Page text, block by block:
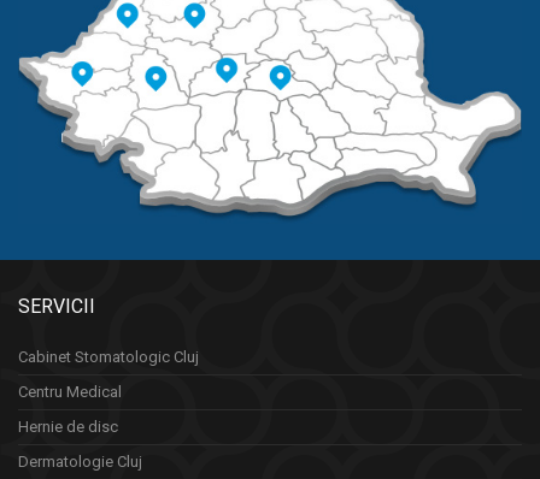
SERVICII
Cabinet Stomatologic Cluj
Centru Medical
Hernie de disc
Dermatologie Cluj